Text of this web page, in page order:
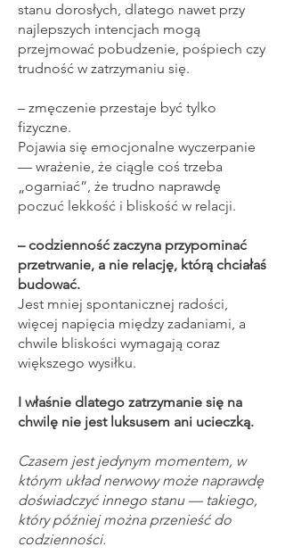
stanu dorosłych, dlatego nawet przy
najlepszych intencjach mogą
przejmować pobudzenie, pośpiech czy
trudność w zatrzymaniu się.
– zmęczenie przestaje być tylko
fizyczne.
Pojawia się emocjonalne wyczerpanie
— wrażenie, że ciągle coś trzeba
„ogarniać”, że trudno naprawdę
poczuć lekkość i bliskość w relacji.
– codzienność zaczyna przypominać
przetrwanie, a nie relację, którą chciałaś
budować.
Jest mniej spontanicznej radości,
więcej napięcia między zadaniami, a
chwile bliskości wymagają coraz
większego wysiłku.
I właśnie dlatego zatrzymanie się na
chwilę nie jest luksusem ani ucieczką.
Czasem jest jedynym momentem, w
którym układ nerwowy może naprawdę
doświadczyć innego stanu — takiego,
który później można przenieść do
codzienności.